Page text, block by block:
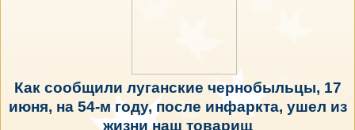
Как сообщили луганские чернобыльцы, 17
июня, на 54-м году, после инфаркта, ушел из
жизни наш товарищ